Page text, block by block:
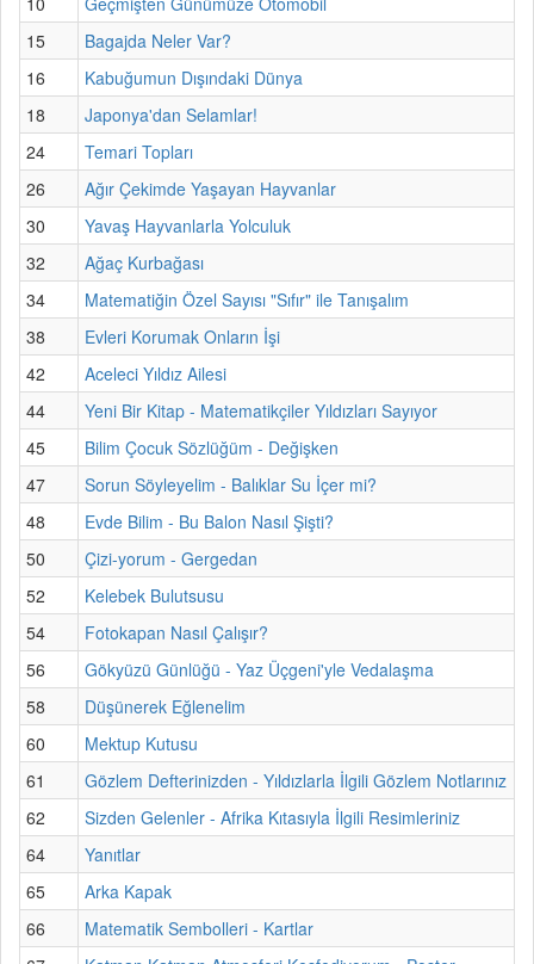
15
Bagajda Neler Var?
16
Kabuğumun Dışındaki Dünya
18
Japonya'dan Selamlar!
24
Temari Topları
26
Ağır Çekimde Yaşayan Hayvanlar
30
Yavaş Hayvanlarla Yolculuk
32
Ağaç Kurbağası
34
Matematiğin Özel Sayısı "Sıfır" ile Tanışalım
38
Evleri Korumak Onların İşi
42
Aceleci Yıldız Ailesi
44
Yeni Bir Kitap - Matematikçiler Yıldızları Sayıyor
45
Bilim Çocuk Sözlüğüm - Değişken
47
Sorun Söyleyelim - Balıklar Su İçer mi?
48
Evde Bilim - Bu Balon Nasıl Şişti?
50
Çizi-yorum - Gergedan
52
Kelebek Bulutsusu
54
Fotokapan Nasıl Çalışır?
56
Gökyüzü Günlüğü - Yaz Üçgeni'yle Vedalaşma
58
Düşünerek Eğlenelim
60
Mektup Kutusu
61
Gözlem Defterinizden - Yıldızlarla İlgili Gözlem Notlarınız
62
Sizden Gelenler - Afrika Kıtasıyla İlgili Resimleriniz
64
Yanıtlar
65
Arka Kapak
66
Matematik Sembolleri - Kartlar